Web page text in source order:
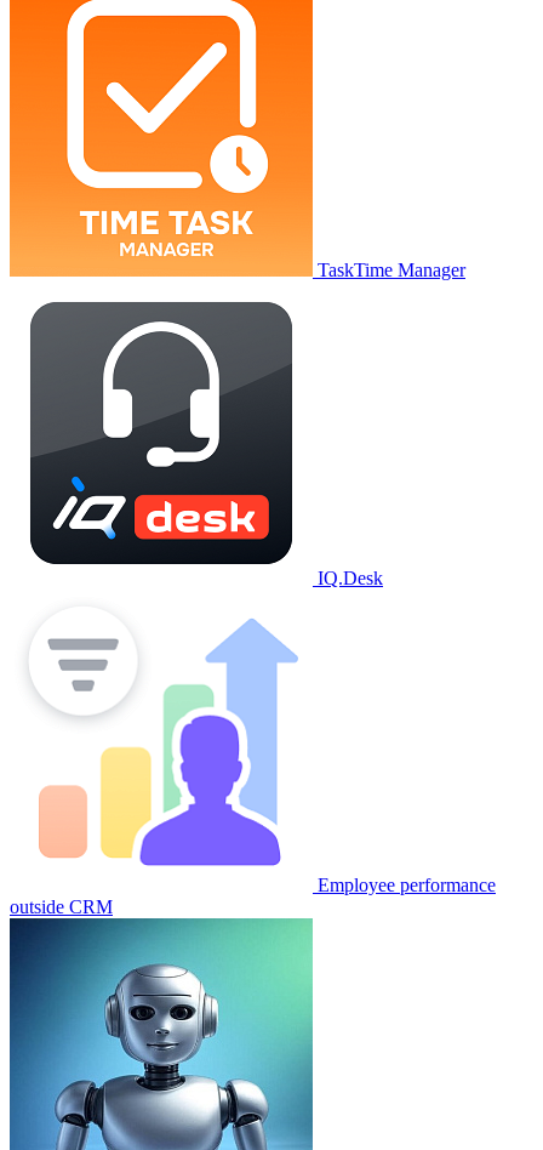
TaskTime Manager
IQ.Desk
Employee performance
outside CRM